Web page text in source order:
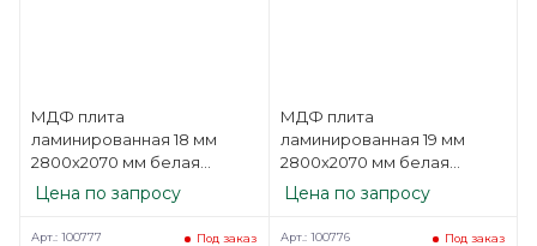
МДФ плита
ламинированная 18 мм
2800х2070 мм белая
односторонняя Kastamonu
2BM
Цена по запросу
МДФ плита
ламинированная 19 мм
2800х2070 мм белая
односторонняя Kastamonu
STM
Цена по запросу
Под заказ
Арт.: 100777 Под заказ
Арт.: 100776